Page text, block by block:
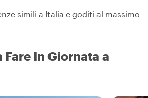
simili a Italia e goditi al massimo
Fare In Giornata a